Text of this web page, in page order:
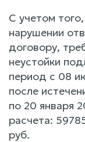
С учетом
нарушении
договору,
неустойки
период с 08
после
по 20 января
расчета:
руб.